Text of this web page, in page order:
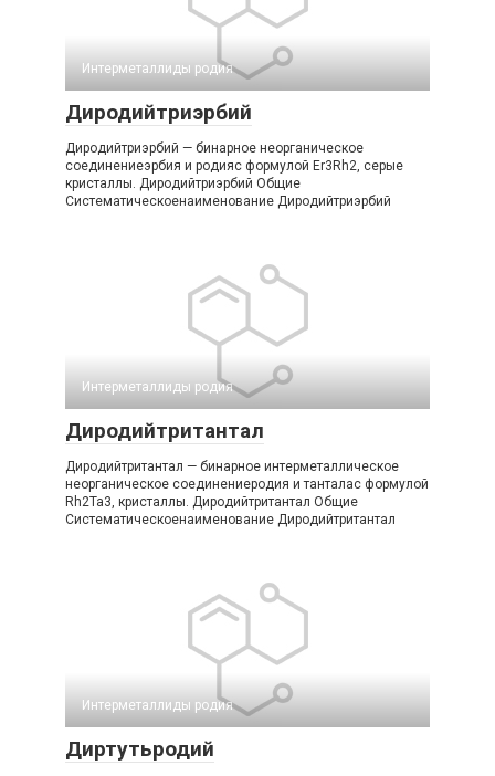
Интерметаллиды родия
Диродийтриэрбий
Диродийтриэрбий — бинарное неорганическое
соединениеэрбия и родияс формулой Er3Rh2, серые
кристаллы. Диродийтриэрбий Общие
Систематическоенаименование Диродийтриэрбий
Интерметаллиды родия
Диродийтритантал
Диродийтритантал — бинарное интерметаллическое
неорганическое соединениеродия и танталас формулой
Rh2Ta3, кристаллы. Диродийтритантал Общие
Систематическоенаименование Диродийтритантал
Интерметаллиды родия
Диртутьродий